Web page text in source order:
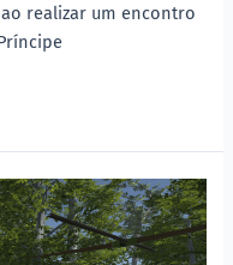
realizar um encontro